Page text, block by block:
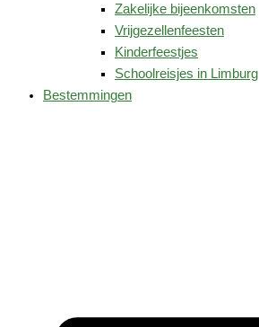
Zakelijke bijeenkomsten
Vrijgezellenfeesten
Kinderfeestjes
Schoolreisjes in Limburg
Bestemmingen